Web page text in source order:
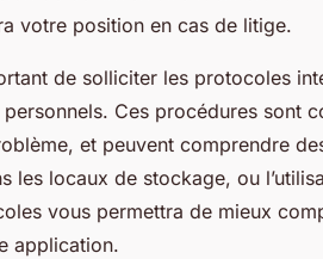
votre position en cas de litige.
de solliciter les protocoles
personnels. Ces procédures sont
et peuvent comprendre
les locaux de stockage, ou
vous permettra de mieux
application.